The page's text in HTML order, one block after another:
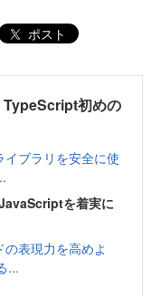
ポスト
初めの
イブラリを安全に使
を着実に
の表現力を高めよ
...